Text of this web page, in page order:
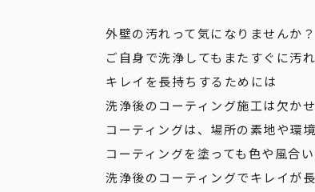
外壁の汚れって気になりませんか？
ご自身で洗浄してもまたすぐに汚
キレイを長持ちするためには
洗浄後のコーティング施工は欠か
コーティングは、場所の素地や環
コーティングを塗っても色や風合
洗浄後のコーティングでキレイが